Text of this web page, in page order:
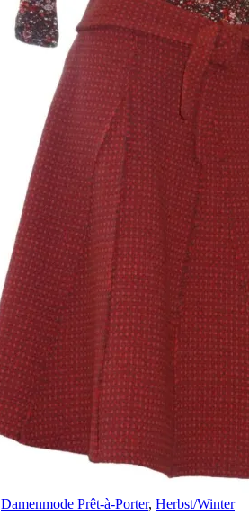
Damenmode Prêt-à-Porter, Herbst/Winter